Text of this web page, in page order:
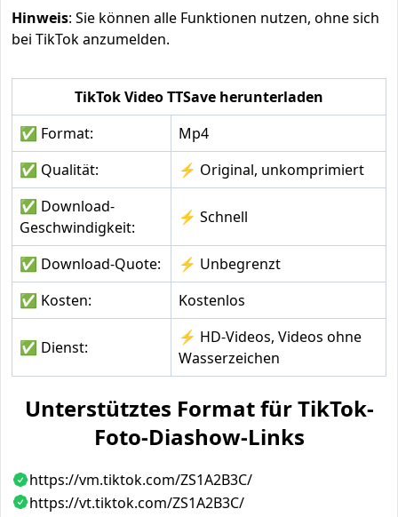
Hinweis: Sie können alle Funktionen nutzen, ohne sich
bei TikTok anzumelden.
TikTok Video TTSave herunterladen
✅ Format:
Mp4
✅ Qualität:
⚡ Original, unkomprimiert
✅ Download-
Geschwindigkeit:
⚡ Schnell
✅ Download-Quote:
⚡ Unbegrenzt
✅ Kosten:
Kostenlos
✅ Dienst:
⚡ HD-Videos, Videos ohne
Wasserzeichen
Unterstütztes Format für TikTok-
Foto-Diashow-Links
https://vm.tiktok.com/ZS1A2B3C/
https://vt.tiktok.com/ZS1A2B3C/